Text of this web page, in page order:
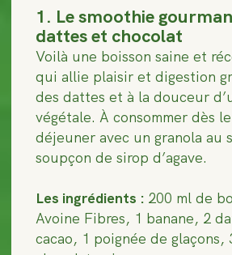
1. Le smoothie
dattes et chocolat
Voilà une boisson saine et
qui allie plaisir et digestion
des dattes et à la douceur
végétale. À consommer dès
déjeuner avec un granola au
soupçon de sirop d’agave.
Les ingrédients : 200 ml de
Avoine Fibres, 1 banane, 2
cacao, 1 poignée de glaçons,